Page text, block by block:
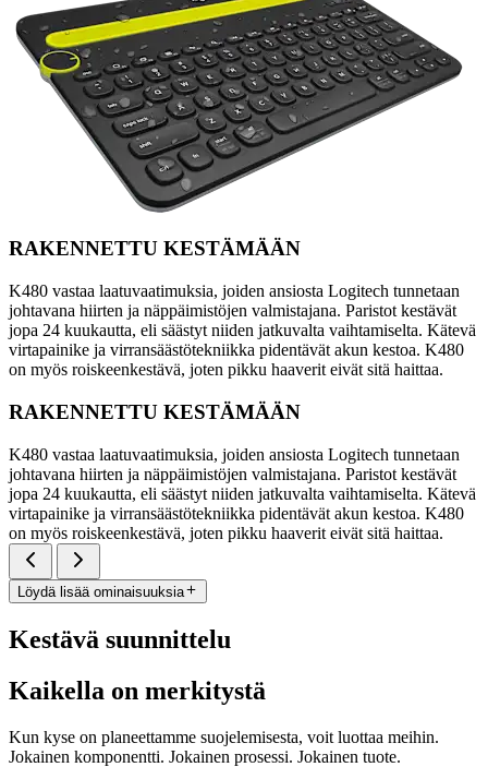
RAKENNETTU KESTÄMÄÄN
K480 vastaa laatuvaatimuksia, joiden ansiosta Logitech tunnetaan
johtavana hiirten ja näppäimistöjen valmistajana. Paristot kestävät
jopa 24 kuukautta, eli säästyt niiden jatkuvalta vaihtamiselta. Kätevä
virtapainike ja virransäästötekniikka pidentävät akun kestoa. K480
on myös roiskeenkestävä, joten pikku haaverit eivät sitä haittaa.
RAKENNETTU KESTÄMÄÄN
K480 vastaa laatuvaatimuksia, joiden ansiosta Logitech tunnetaan
johtavana hiirten ja näppäimistöjen valmistajana. Paristot kestävät
jopa 24 kuukautta, eli säästyt niiden jatkuvalta vaihtamiselta. Kätevä
virtapainike ja virransäästötekniikka pidentävät akun kestoa. K480
on myös roiskeenkestävä, joten pikku haaverit eivät sitä haittaa.
Löydä lisää ominaisuuksia
Kestävä suunnittelu
Kaikella on merkitystä
Kun kyse on planeettamme suojelemisesta, voit luottaa meihin.
Jokainen komponentti. Jokainen prosessi. Jokainen tuote.